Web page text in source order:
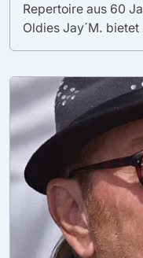
Repertoire aus 60
Oldies Jay´M.